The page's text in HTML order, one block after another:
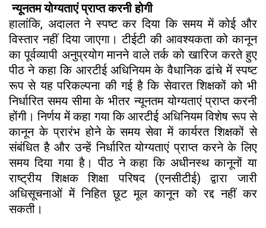
न्यूनतम योग्यताएं प्राप्त करनी होगी
हालांकि, अदालत ने स्पष्ट कर दिया कि समय में कोई और
विस्तार नहीं दिया जाएगा। टीईटी की आवश्यकता को कानून
का पूर्वव्यापी अनुप्रयोग मानने वाले तर्क को खारिज करते हुए
पीठ ने कहा कि आरटीई अधिनियम के वैधानिक ढांचे में स्पष्ट
रूप से यह परिकल्पना की गई है कि सेवारत शिक्षकों को भी
निर्धारित समय सीमा के भीतर न्यूनतम योग्यताएं प्राप्त करनी
होंगी। निर्णय में कहा गया कि आरटीई अधिनियम विशेष रूप से
कानून के प्रारंभ होने के समय सेवा में कार्यरत शिक्षकों से
संबंधित है और उन्हें निर्धारित योग्यताएं प्राप्त करने के लिए
समय दिया गया है। पीठ ने कहा कि अधीनस्थ कानूनों या
राष्ट्रीय शिक्षक शिक्षा परिषद (एनसीटीई) द्वारा जारी
अधिसूचनाओं में निहित छूट मूल कानून को रद्द नहीं कर
सकती।